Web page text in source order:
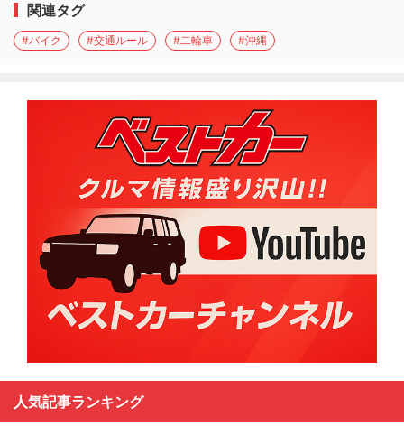
関連タグ
#バイク #交通ルール #二輪車 #沖縄
人気記事ランキング